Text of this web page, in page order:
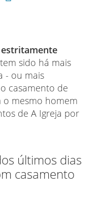
sido há mais
- ou mais
casamento de
mesmo homem
de A Igreja por
últimos dias
casamento